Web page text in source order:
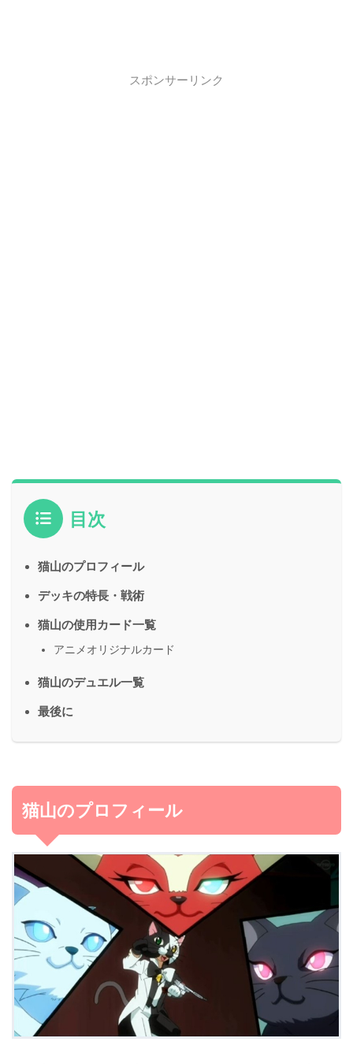
スポンサーリンク
目次
猫山のプロフィール
デッキの特長・戦術
猫山の使用カード一覧
アニメオリジナルカード
猫山のデュエル一覧
最後に
猫山のプロフィール